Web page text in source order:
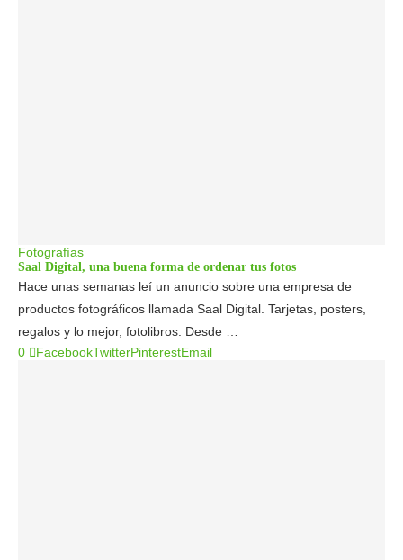
Fotografías
Saal Digital, una buena forma de ordenar tus fotos
Hace unas semanas leí un anuncio sobre una empresa de
productos fotográficos llamada Saal Digital. Tarjetas, posters,
regalos y lo mejor, fotolibros. Desde …
0
FacebookTwitterPinterestEmail